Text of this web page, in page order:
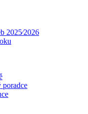
2025⁄2026